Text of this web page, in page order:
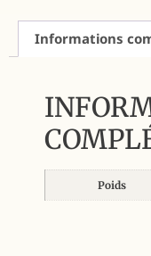
Informations
Poids